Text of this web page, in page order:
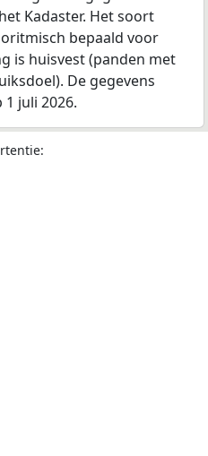
Kadaster. Het soort
bepaald voor
is huisvest (panden met
De gegevens
juli 2026.